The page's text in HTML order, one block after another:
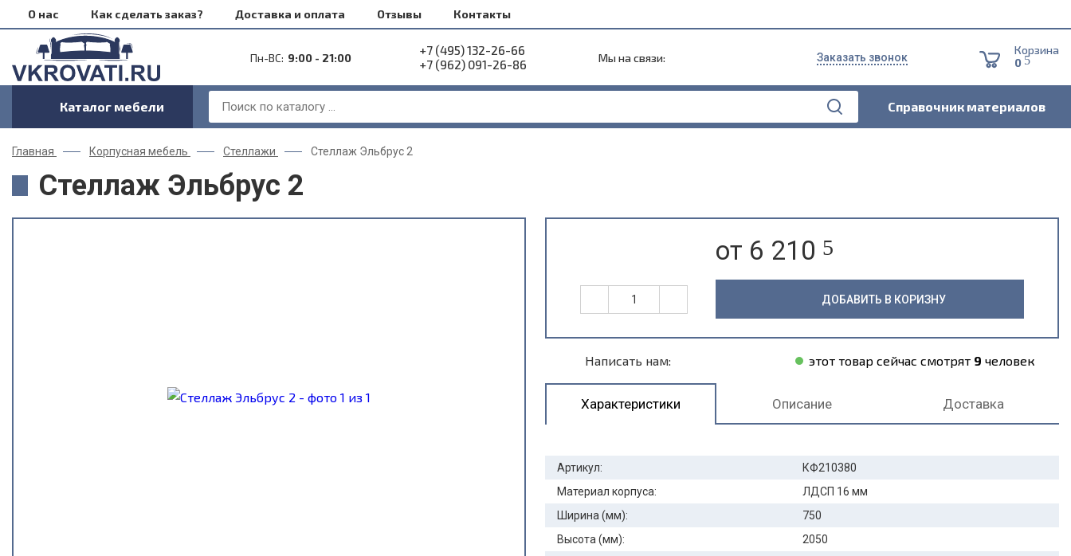
О нас Как сделать заказ? Доставка и оплата Отзывы Контакты
Пн-ВС: 9:00 - 21:00
+7 (495) 132-26-66
+7 (962) 091-26-86
Мы на связи: Заказать звонок
Корзина
0 5
Каталог мебели Справочник материалов
Главная Корпусная мебель Стеллажи Стеллаж Эльбрус 2
Стеллаж Эльбрус 2
от 6 210 5
ДОБАВИТЬ В КОРИЗНУ
Написать нам: этот товар сейчас смотрят 9 человек
Характеристики Описание Доставка
Артикул:
КФ210380
Материал корпуса:
ЛДСП 16 мм
Ширина (мм):
750
Высота (мм):
2050